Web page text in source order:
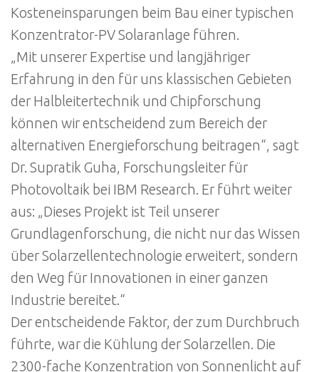
Kosteneinsparungen beim Bau einer typischen
Konzentrator-PV Solaranlage führen.
„Mit unserer Expertise und langjähriger
Erfahrung in den für uns klassischen Gebieten
der Halbleitertechnik und Chipforschung
können wir entscheidend zum Bereich der
alternativen Energieforschung beitragen“, sagt
Dr. Supratik Guha, Forschungsleiter für
Photovoltaik bei IBM Research. Er führt weiter
aus: „Dieses Projekt ist Teil unserer
Grundlagenforschung, die nicht nur das Wissen
über Solarzellentechnologie erweitert, sondern
den Weg für Innovationen in einer ganzen
Industrie bereitet.“
Der entscheidende Faktor, der zum Durchbruch
führte, war die Kühlung der Solarzellen. Die
2300-fache Konzentration von Sonnenlicht auf